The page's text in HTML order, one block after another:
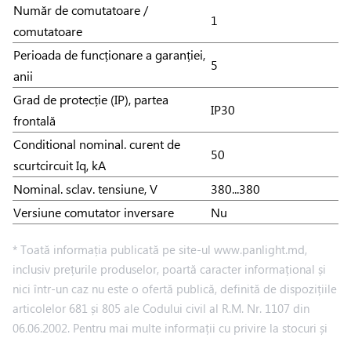
Număr de comutatoare /
comutatoare
1
Perioada de funcționare a garanției,
anii
5
Grad de protecție (IP), partea
frontală
IP30
Conditional nominal. curent de
scurtcircuit Iq, kA
50
Nominal. sclav. tensiune, V
380...380
Versiune comutator inversare
Nu
* Toată informația publicată pe site-ul www.panlight.md,
inclusiv prețurile produselor, poartă caracter informațional și
nici într-un caz nu este o ofertă publică, definită de dispozițiile
articolelor 681 și 805 ale Codului civil al R.M. Nr. 1107 din
06.06.2002. Pentru mai multe informații cu privire la stocuri și